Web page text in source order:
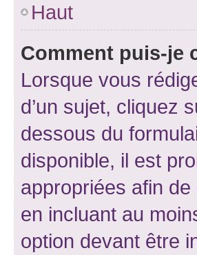
Haut
Comment puis-je
Lorsque vous
d’un sujet, cliquez
dessous du
disponible, il est
appropriées afin
en incluant au
option devant être